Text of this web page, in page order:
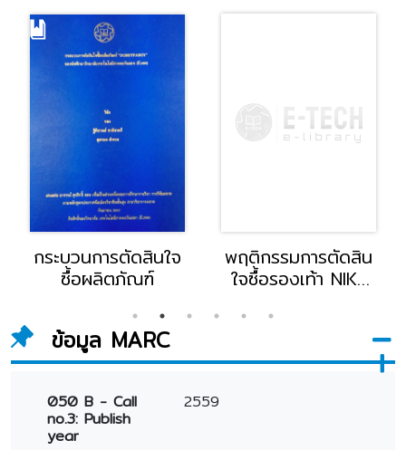
กระบวนการตัดสินใจ
ซื้อผลิตภัณฑ์
พฤติกรรมการตัดสิน
ใจซื้อรองเท้า NIKE
เทคโนโลยีภาคตะวัน
ข้อมูล MARC
050 B - Call
no.3: Publish
year
2559